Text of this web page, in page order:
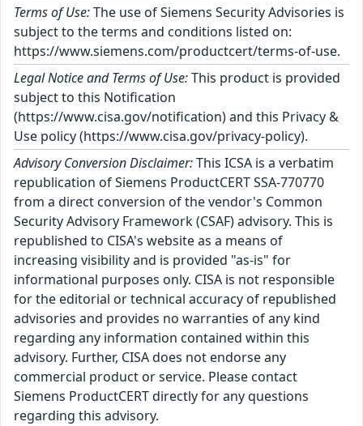
Terms of Use:The use of Siemens Security Advisories is
subject to the terms and conditions listed on:
https://www.siemens.com/productcert/terms-of-use.
Legal Notice and Terms of Use:This product is provided
subject to this Notification
(https://www.cisa.gov/notification) and this Privacy &
Use policy (https://www.cisa.gov/privacy-policy).
Advisory Conversion Disclaimer:This ICSA is a verbatim
republication of Siemens ProductCERT SSA-770770
from a direct conversion of the vendor's Common
Security Advisory Framework (CSAF) advisory. This is
republished to CISA's website as a means of
increasing visibility and is provided "as-is" for
informational purposes only. CISA is not responsible
for the editorial or technical accuracy of republished
advisories and provides no warranties of any kind
regarding any information contained within this
advisory. Further, CISA does not endorse any
commercial product or service. Please contact
Siemens ProductCERT directly for any questions
regarding this advisory.